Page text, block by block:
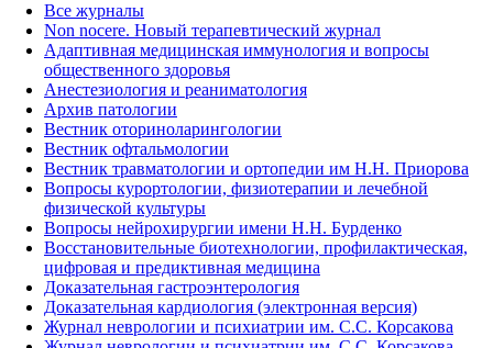
Все журналы
Non nocere. Новый терапевтический журнал
Адаптивная медицинская иммунология и вопросы
общественного здоровья
Анестезиология и реаниматология
Архив патологии
Вестник оториноларингологии
Вестник офтальмологии
Вестник травматологии и ортопедии им Н.Н. Приорова
Вопросы курортологии, физиотерапии и лечебной
физической культуры
Вопросы нейрохирургии имени Н.Н. Бурденко
Восстановительные биотехнологии, профилактическая,
цифровая и предиктивная медицина
Доказательная гастроэнтерология
Доказательная кардиология (электронная версия)
Журнал неврологии и психиатрии им. С.С. Корсакова